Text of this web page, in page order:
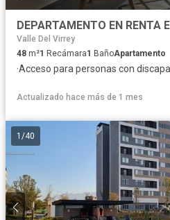
Valle Del Virrey
48 m²1 Recámara1 BañoApartamento
·Acceso para personas con
Actualizado hace más de 1 mes
1 /40